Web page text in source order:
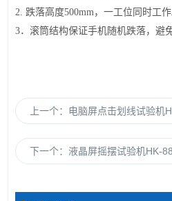
2. 跌落高度500mm，一工位同时工作
3．滚筒结构保证手机随机跌落，避
上一个： 电脑屏点击划线试验机
下一个： 液晶屏摇摆试验机HK-